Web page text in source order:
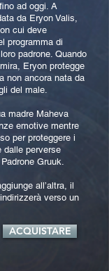
ad oggi. A
da Eryon Valis,
cui deve
programma di
padrone. Quando
Eryon protegge
non ancora nata da
del male.
madre Maheva
emotive mentre
per proteggere i
dalle perverse
Gruuk.
all’altra, il
verso un
ACQUISTARE